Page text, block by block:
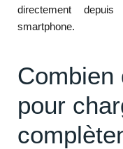
directement
smartphone.
Combien
pour